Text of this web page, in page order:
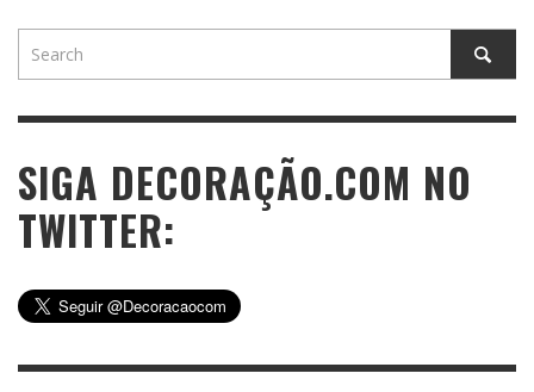
SIGA DECORAÇÃO.COM NO
TWITTER: